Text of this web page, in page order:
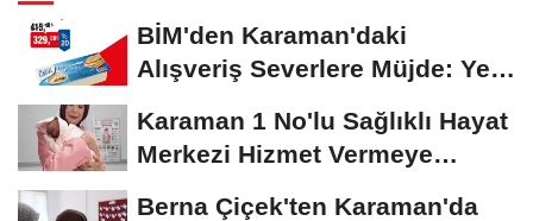
BİM'den Karaman'daki
Alışveriş Severlere Müjde: Yeni
Karaman 1 No'lu Sağlıklı Hayat
Merkezi Hizmet Vermeye
Berna Çiçek'ten Karaman'da